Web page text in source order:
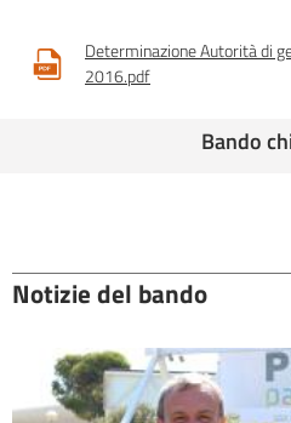
Determinazione Autorità di
2016.pdf
Bando
Notizie del bando